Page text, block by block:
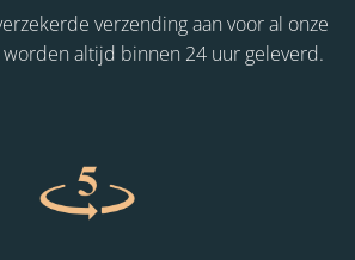
verzending aan voor al onze
altijd binnen 24 uur geleverd.